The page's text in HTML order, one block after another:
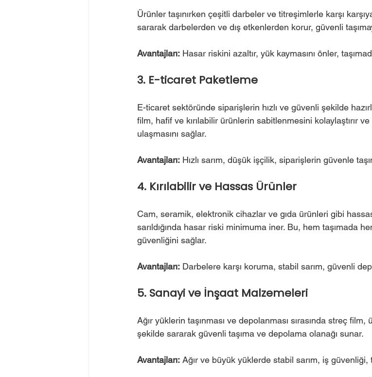
Ürünler taşınırken çeşitli darbeler ve titreşimlerle karşı
sararak darbelerden ve dış etkenlerden korur, güvenli
Avantajları: Hasar riskini azaltır, yük kaymasını önler,
3. E-ticaret Paketleme
E-ticaret sektöründe siparişlerin hızlı ve güvenli şekilde
film, hafif ve kırılabilir ürünlerin sabitlenmesini kolaylaştırır
ulaşmasını sağlar.
Avantajları: Hızlı sarım, düşük işçilik, siparişlerin güvenle
4. Kırılabilir ve Hassas Ürünler
Cam, seramik, elektronik cihazlar ve gıda ürünleri gibi
sarıldığında hasar riski minimuma iner. Bu, hem taşımada
güvenliğini sağlar.
Avantajları: Darbelere karşı koruma, stabil sarım, güvenli
5. Sanayi ve İnşaat Malzemeleri
Ağır yüklerin taşınması ve depolanması sırasında streç
şekilde sararak güvenli taşıma ve depolama olanağı sunar.
Avantajları: Ağır ve büyük yüklerde stabil sarım, iş güvenliği,